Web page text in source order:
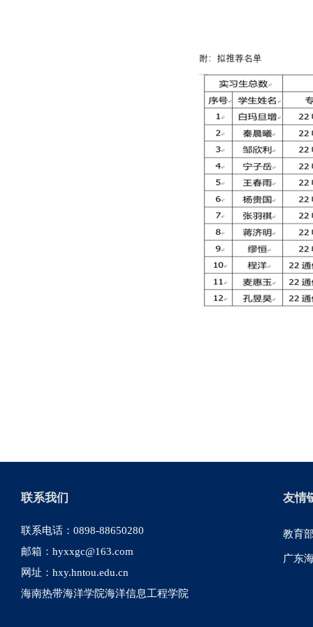
联系我们
联系电话：0898-88650280
邮箱：hyxxgc@163.com
网址：hxy.hntou.edu.cn
海南热带海洋学院海洋信息工程学院
友情
教育
广东